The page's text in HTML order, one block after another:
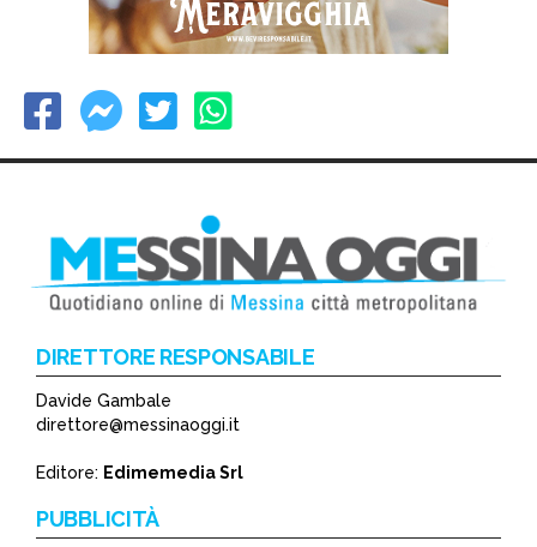
DIRETTORE RESPONSABILE
Davide Gambale
direttore@messinaoggi.it
Editore: Edimemedia Srl
PUBBLICITÀ